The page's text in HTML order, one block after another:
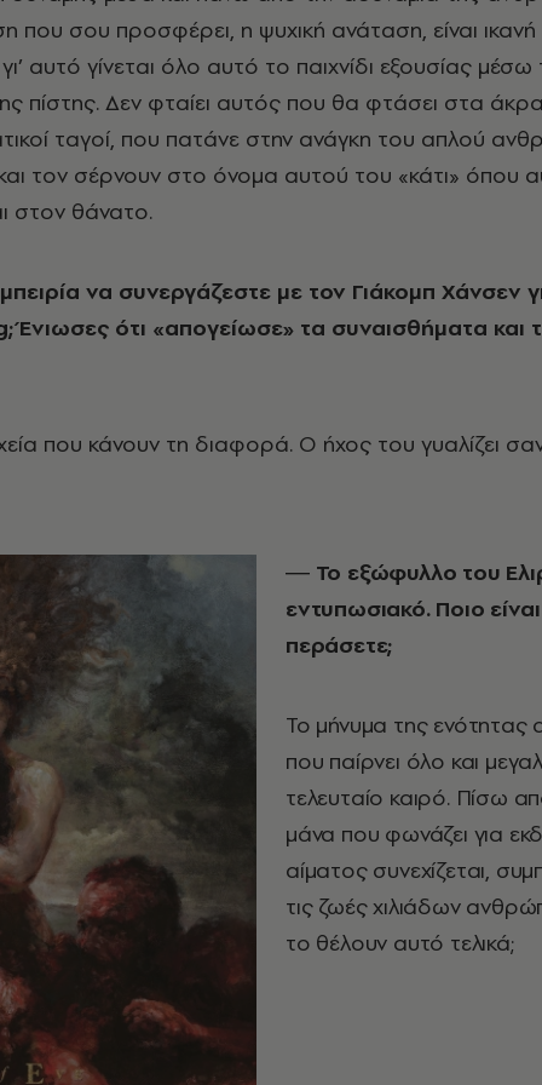
σου προσφέρει, η ψυχική ανάταση, είναι ικανή
αυτό γίνεται όλο αυτό το παιχνίδι εξουσίας μέσω
πίστης. Δεν φταίει αυτός που θα φτάσει στα άκρα
ταγοί, που πατάνε στην ανάγκη του απλού
και τον σέρνουν στο όνομα αυτού του «κάτι» όπου
στον θάνατο.
να συνεργάζεστε με τον Γιάκομπ Χάνσεν
; Ένιωσες ότι «απογείωσε» τα συναισθήματα και
που κάνουν τη διαφορά. Ο ήχος του γυαλίζει
― Το εξώφυλλο του
εντυπωσιακό. Ποιο
περάσετε;
Το μήνυμα της ενότητας
που παίρνει όλο και
τελευταίο καιρό. Πίσω
μάνα που φωνάζει για
αίματος συνεχίζεται,
τις ζωές χιλιάδων
το θέλουν αυτό τελικά;